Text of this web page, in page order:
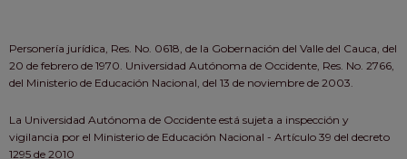
Personería jurídica, Res. No. 0618, de la Gobernación del Valle del Cauca, del
20 de febrero de 1970. Universidad Autónoma de Occidente, Res. No. 2766,
del Ministerio de Educación Nacional, del 13 de noviembre de 2003.
La Universidad Autónoma de Occidente está sujeta a inspección y
vigilancia por el Ministerio de Educación Nacional - Artículo 39 del decreto
1295 de 2010